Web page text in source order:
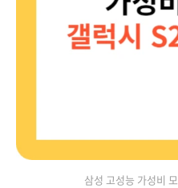
삼성 고성능 가성비